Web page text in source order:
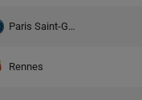
Paris Saint-Germain
Rennes